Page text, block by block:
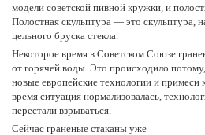
модели советской пивной кружки, и
Полостная скульптура ­­­— это скульптура,
цельного бруска стекла.
Некоторое время в Советском Союзе
от горячей воды. Это происходило
новые европейские технологии и примеси
время ситуация нормализовалась,
перестали взрываться.
Сейчас граненые стаканы уже